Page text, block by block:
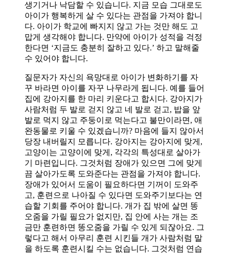
생기거나 낙담할 수 있습니다. 지금 모습 그대로도
아이가 행복하게 살 수 있다는 관점을 가져야 합니
다. 아이가 학교에 빠지지 않고 가는 것만 해도 고
맙게 생각해야 합니다. 만약에 아이가 성적을 걱정
한다면 ‘지금도 충분히 잘하고 있다.’ 하고 말해줄
수 있어야 합니다.
질문자가 자신의 욕망대로 아이가 변화하기를 자
꾸 바라면 아이를 자꾸 나무라게 됩니다. 예를 들어
집에 강아지를 한 마리 키운다고 합시다. 강아지가
사람처럼 두 발로 걷지 않고 네 발로 걷고, 밥을 앞
발로 먹지 않고 주둥이로 먹는다고 불만이라면, 애
완동물로 키울 수 있겠습니까? 마음에 들지 않아서
당장 내버릴지 모릅니다. 강아지는 강아지에 맞게,
고양이는 고양이에 맞게, 각각의 특성대로 살아가
기 마련입니다. 그것처럼 장애가 있으면 그에 맞게
끔 살아가도록 도와준다는 관점을 가져야 합니다.
장애가 있어서 도움이 필요하다면 기꺼이 도와주
고, 훈련으로 나아질 수 있다면 도와주기보다는 연
습할 기회를 주어야 합니다. 개가 집 밖에 살면 똥
오줌을 가릴 필요가 없지만, 집 안에 사는 개는 조
금만 훈련하면 똥오줌을 가릴 수 있게 되잖아요. 그
렇다고 해서 아무리 훈련 시킨들 개가 사람처럼 말
을 하도록 훈련시킬 수는 없습니다. 그것처럼 연습